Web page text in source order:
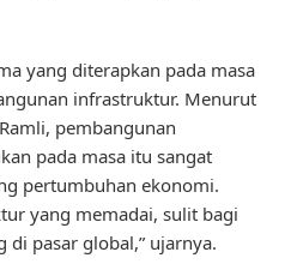
yang diterapkan pada masa
infrastruktur. Menurut
pembangunan
pada masa itu sangat
pertumbuhan ekonomi.
yang memadai, sulit bagi
pasar global,” ujarnya.